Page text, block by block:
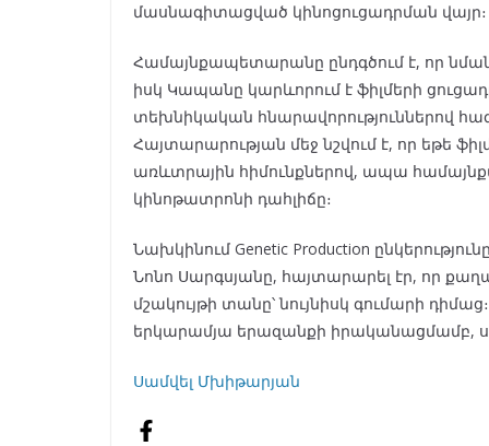
մասնագիտացված կինոցուցադրման վայր։
Համայնքապետարանը ընդգծում է, որ
իսկ Կապանը կարևորում է ֆիլմերի
տեխնիկական հնարավորություններով
Հայտարարության մեջ նշվում է, որ եթե
առևտրային հիմունքներով, ապա
կինոթատրոնի դահլիճը։
Նախկինում Genetic Production
Նոնո Սարգսյանը, հայտարարել էր, որ
մշակույթի տանը՝ նույնիսկ գումարի
երկարամյա երազանքի իրականացմամբ,
Սամվել Մխիթարյան